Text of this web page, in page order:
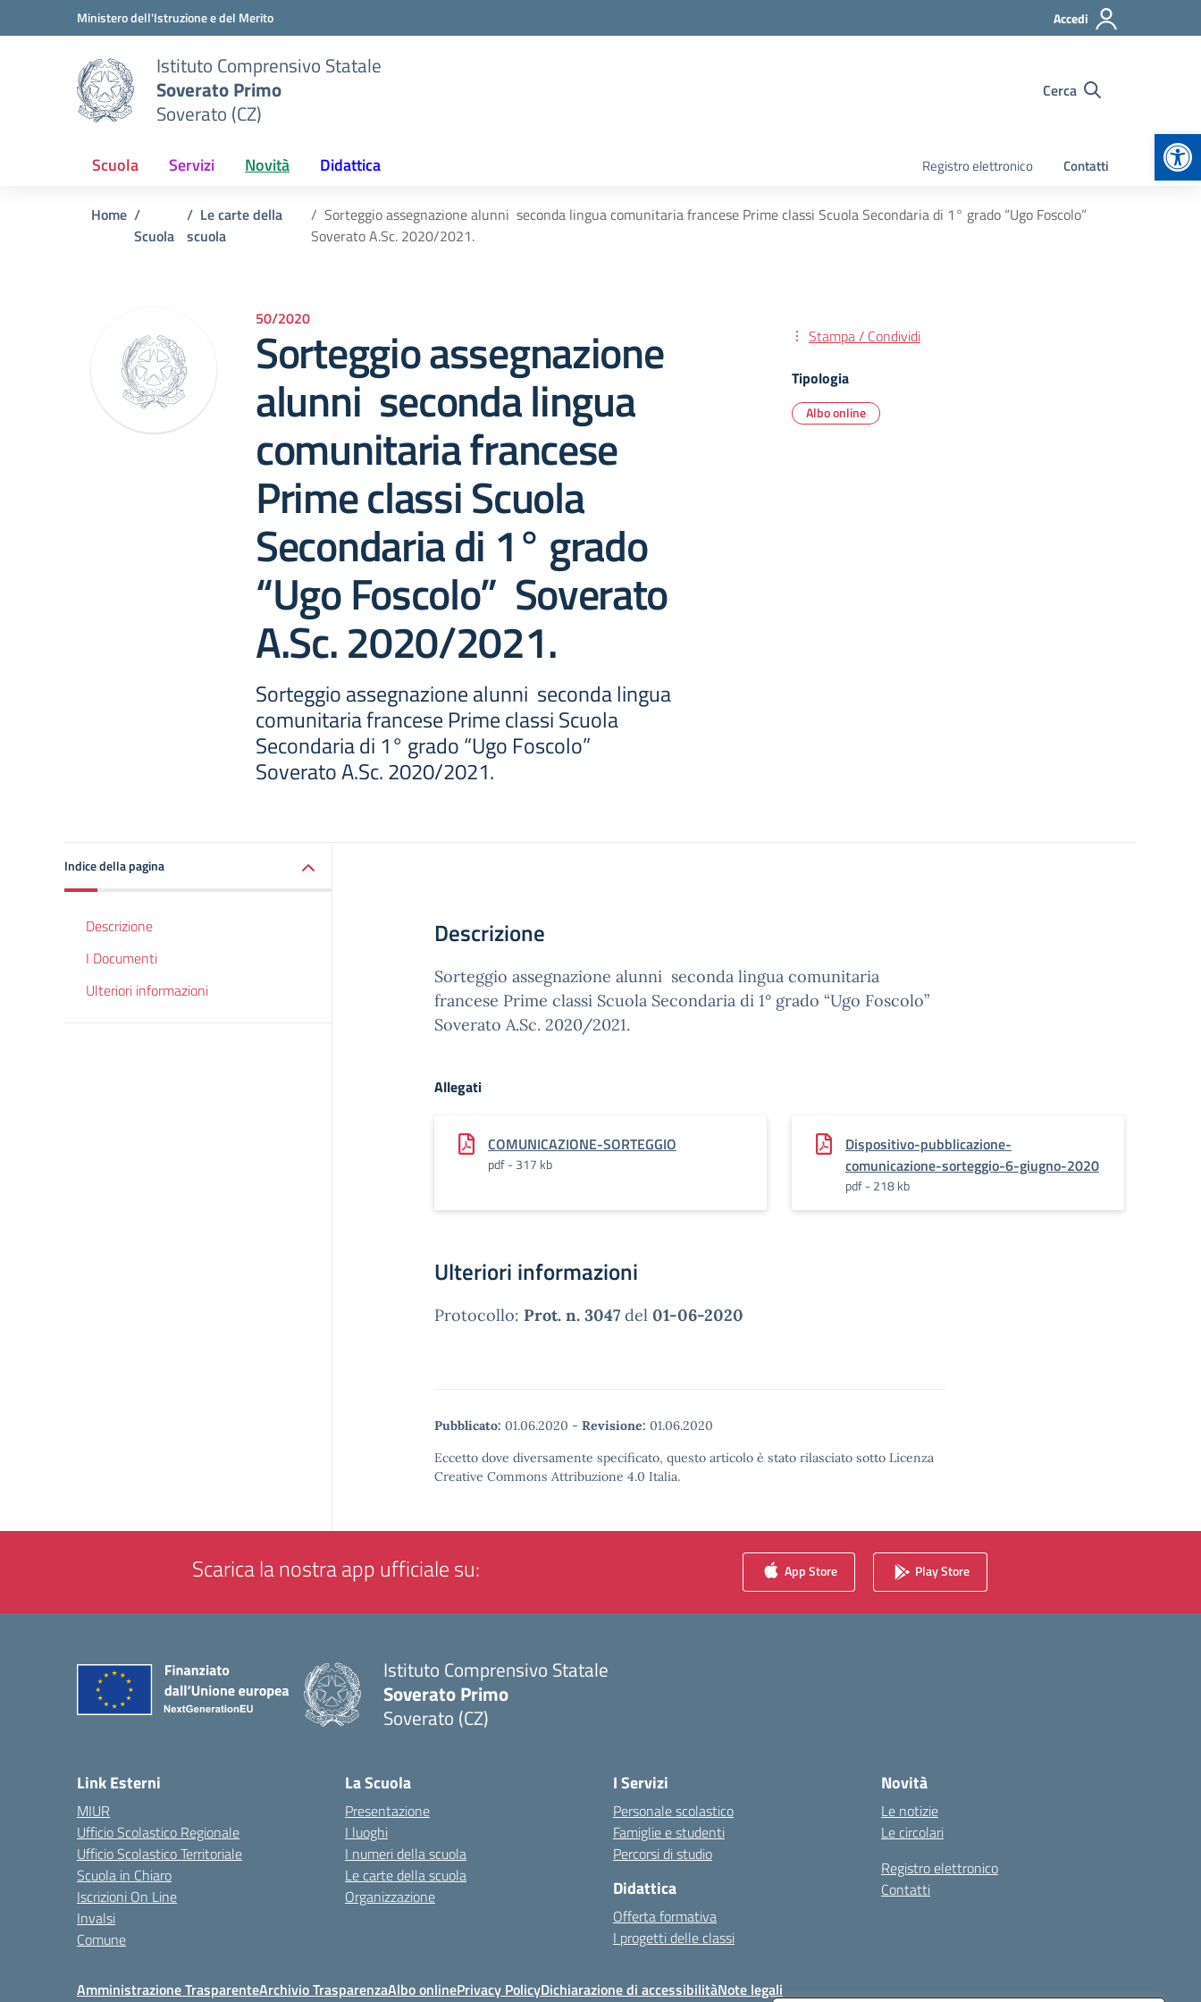
Vai ai contenuti
Vai al menu di navigazioneMinistero dell'Istruzione e del Merito Accedi
Istituto Comprensivo Statale
Soverato Primo
Soverato (CZ)
Cerca
Scuola Servizi Novità Didattica Registro elettronico Contatti
Home
Scuola
Le carte della
scuola
Sorteggio assegnazione alunni seconda lingua comunitaria francese Prime classi Scuola Secondaria di 1° grado “Ugo Foscolo”
Soverato A.Sc. 2020/2021.
50/2020
Sorteggio assegnazione
alunni seconda lingua
comunitaria francese
Prime classi Scuola
Secondaria di 1° grado
“Ugo Foscolo” Soverato
A.Sc. 2020/2021.
Sorteggio assegnazione alunni seconda lingua
comunitaria francese Prime classi Scuola
Secondaria di 1° grado “Ugo Foscolo”
Soverato A.Sc. 2020/2021.
Stampa / Condividi
Tipologia
Albo online
Indice della pagina
Descrizione
I Documenti
Ulteriori informazioni
Descrizione
Sorteggio assegnazione alunni seconda lingua comunitaria
francese Prime classi Scuola Secondaria di 1° grado “Ugo Foscolo”
Soverato A.Sc. 2020/2021.
Allegati
COMUNICAZIONE-SORTEGGIO
pdf - 317 kb
Dispositivo-pubblicazione-
comunicazione-sorteggio-6-giugno-2020
pdf - 218 kb
Ulteriori informazioni
Protocollo: Prot. n. 3047 del 01-06-2020
Pubblicato: 01.06.2020 - Revisione: 01.06.2020
Eccetto dove diversamente specificato, questo articolo è stato rilasciato sotto Licenza
Creative Commons Attribuzione 4.0 Italia.
Scarica la nostra app ufficiale su: App Store Play Store
Istituto Comprensivo Statale
Soverato Primo
Soverato (CZ)
Link Esterni
MIUR
Ufficio Scolastico Regionale
Ufficio Scolastico Territoriale
Scuola in Chiaro
Iscrizioni On Line
Invalsi
Comune
La Scuola
Presentazione
I luoghi
I numeri della scuola
Le carte della scuola
Organizzazione
I Servizi
Personale scolastico
Famiglie e studenti
Percorsi di studio
Didattica
Offerta formativa
I progetti delle classi
Novità
Le notizie
Le circolari
Registro elettronico
Contatti
Amministrazione TrasparenteArchivio TrasparenzaAlbo onlinePrivacy PolicyDichiarazione di accessibilitàNote legali